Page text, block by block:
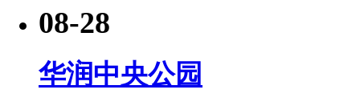
08-28
华润中央公园